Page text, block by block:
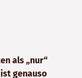
als „nur“
genauso